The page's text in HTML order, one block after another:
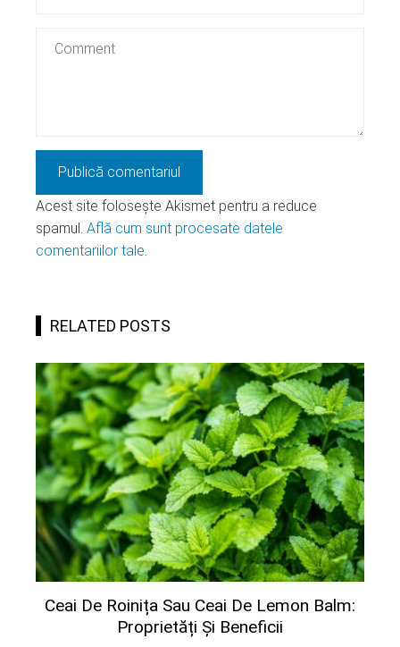
Acest site folosește Akismet pentru a reduce
spamul. Află cum sunt procesate datele
comentariilor tale
RELATED POSTS
Ceai De Roinița Sau Ceai De Lemon Balm:
Proprietăți Și Beneficii